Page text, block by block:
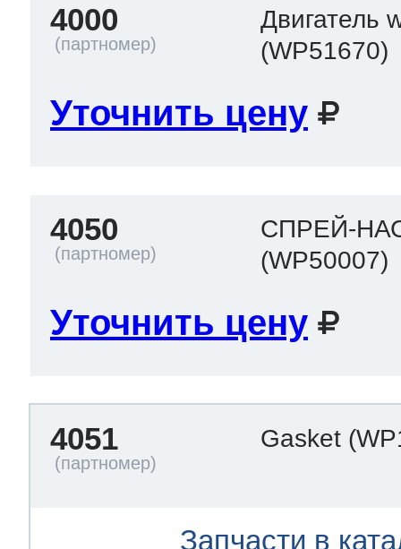
4000
Двигатель
(WP51670)
Уточнить цену
4050
СПРЕЙ-
(WP50007)
Уточнить цену
4051 Gasket
Запчасти в